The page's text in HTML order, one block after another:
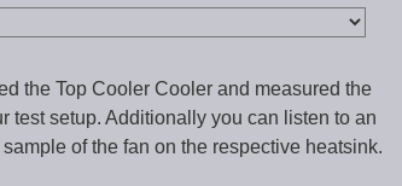
the Top Cooler Cooler and measured the
test setup. Additionally you can listen to an
of the fan on the respective heatsink.